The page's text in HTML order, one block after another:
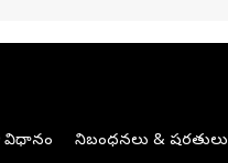
విధానం
నిబంధనలు & షరతులు